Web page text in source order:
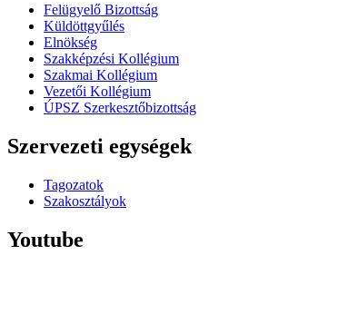
Felügyelő Bizottság
Küldöttgyűlés
Elnökség
Szakképzési Kollégium
Szakmai Kollégium
Vezetői Kollégium
ÚPSZ Szerkesztőbizottság
Szervezeti egységek
Tagozatok
Szakosztályok
Youtube